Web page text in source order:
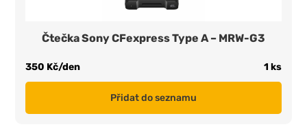
Čtečka Sony CFexpress Type A – MRW-G3
350 Kč/den 1 ks
Přidat do seznamu